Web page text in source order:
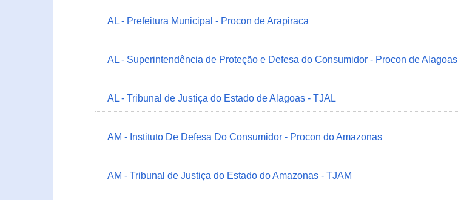
AL - Prefeitura Municipal - Procon de Arapiraca
AL - Superintendência de Proteção e Defesa do Consumidor - Procon de Alagoas
AL - Tribunal de Justiça do Estado de Alagoas - TJAL
AM - Instituto De Defesa Do Consumidor - Procon do Amazonas
AM - Tribunal de Justiça do Estado do Amazonas - TJAM